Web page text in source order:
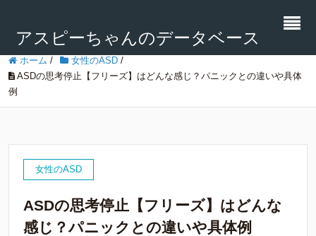
アスピーちゃんのデータベース
ホーム / 女性のASD /
ASDの思考停止【フリーズ】はどんな感じ？パニックとの違いや具体
例
女性のASD
ASDの思考停止【フリーズ】はどんな
感じ？パニックとの違いや具体例